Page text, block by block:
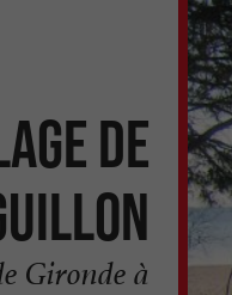
de
Gironde à